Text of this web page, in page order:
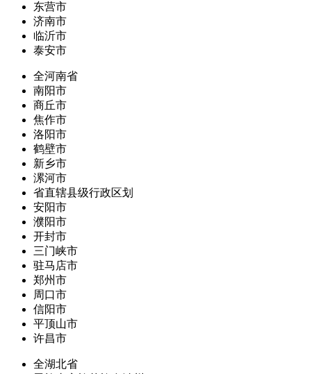
东营市
济南市
临沂市
泰安市
全河南省
南阳市
商丘市
焦作市
洛阳市
鹤壁市
新乡市
漯河市
省直辖县级行政区划
安阳市
濮阳市
开封市
三门峡市
驻马店市
郑州市
周口市
信阳市
平顶山市
许昌市
全湖北省